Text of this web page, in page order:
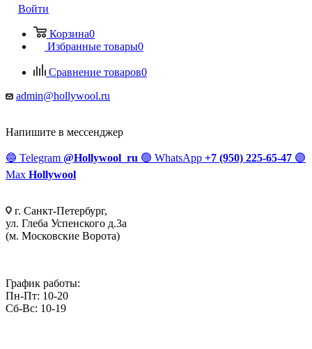
Войти
Корзина0
Избранные товары0
Сравнение товаров0
admin@hollywool.ru
Напишите в мессенджер
🔵 Telegram @Hollywool_ru 🟢 WhatsApp +7 (950) 225-65-47 🟣
Max Hollywool
г. Санкт-Петербург,
ул. Глеба Успенского д.3а
(м. Московские Ворота)
График работы:
Пн-Пт: 10-20
Сб-Вс: 10-19